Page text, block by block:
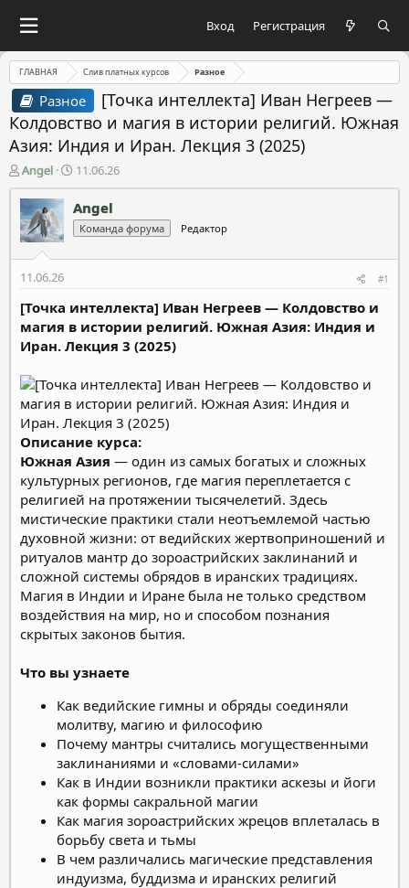
Вход Регистрация
ГЛАВНАЯ Слив платных курсов Разное
Разное
[Точка интеллекта] Иван Негреев ―
Колдовство и магия в истории религий. Южная
Азия: Индия и Иран. Лекция 3 (2025)
А
в
т
о
р
м
ы
Angel
Д
а
т
а
н
а
а
11.06.26
Angel
Команда форума Редактор
11.06.26 #1
[Точка интеллекта] Иван Негреев ― Колдовство и
магия в истории религий. Южная Азия: Индия и
Иран. Лекция 3 (2025)
Описание курса:
Южная Азия — один из самых богатых и сложных
культурных регионов, где магия переплетается с
религией на протяжении тысячелетий. Здесь
мистические практики стали неотъемлемой частью
духовной жизни: от ведийских жертвоприношений и
ритуалов мантр до зороастрийских заклинаний и
сложной системы обрядов в иранских традициях.
Магия в Индии и Иране была не только средством
воздействия на мир, но и способом познания
скрытых законов бытия.
Что вы узнаете
Как ведийские гимны и обряды соединяли
молитву, магию и философию
Почему мантры считались могущественными
заклинаниями и «словами-силами»
Как в Индии возникли практики аскезы и йоги
как формы сакральной магии
Как магия зороастрийских жрецов вплеталась в
борьбу света и тьмы
В чем различались магические представления
индуизма, буддизма и иранских религий